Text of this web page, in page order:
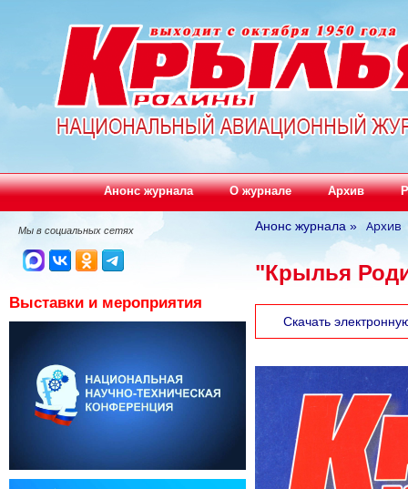
Анонс журнала О журнале Архив
Мы в социальных сетях
Выставки и мероприятия
Анонс журнала » Архив
"Крылья
Скачать